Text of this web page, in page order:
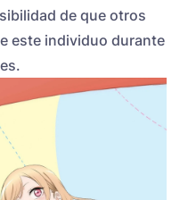
de que otros
este individuo durante